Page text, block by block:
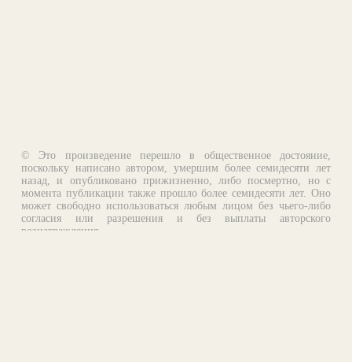
© Это произведение перешло в общественное достояние,
поскольку написано автором, умершим более семидесяти лет
назад, и опубликовано прижизненно, либо посмертно, но с
момента публикации также прошло более семидесяти лет. Оно
может свободно использоваться любым лицом без чьего-либо
согласия или разрешения и без выплаты авторского
вознаграждения.